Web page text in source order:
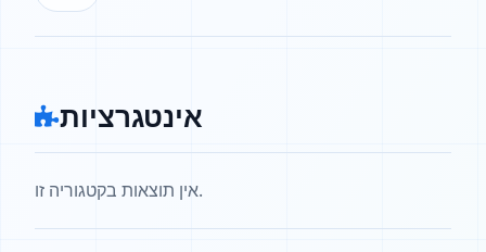
אינטגרציות
אין תוצאות בקטגוריה זו.